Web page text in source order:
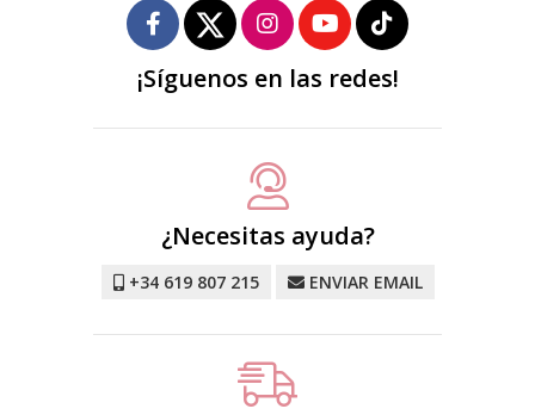
¡Síguenos en las redes!
¿Necesitas ayuda?
+34 619 807 215 ENVIAR EMAIL